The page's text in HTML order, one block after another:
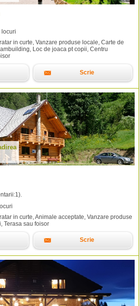
locuri
in curte, Vanzare produse locale, Carte de
Loc de joaca pt copii, Centru
Scrie
1).
in curte, Animale acceptate, Vanzare produse
Terasa sau foisor
Scrie